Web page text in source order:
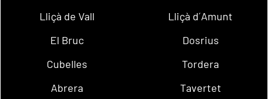
Lliçà de Vall
Lliçà d´Amunt
El Bruc
Dosrius
Cubelles
Tordera
Abrera
Tavertet